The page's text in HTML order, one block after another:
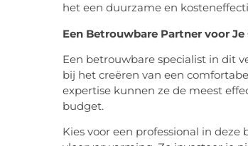
het een duurzame en
Een Betrouwbare Partner voor
Een betrouwbare specialist in dit
bij het creëren van een
expertise kunnen ze de meest
budget.
Kies voor een professional in